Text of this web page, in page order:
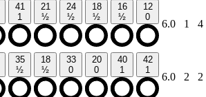
41
1
21
½
24
½
18
½
16
½
12
0
6.0 1 4
35
½
18
½
33
0
20
0
40
1
42
1
6.0 2 2